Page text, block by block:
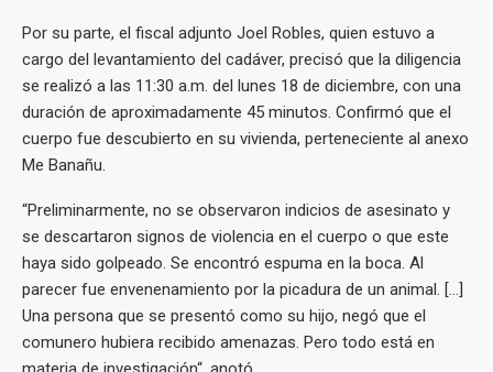
Por su parte, el fiscal adjunto Joel Robles, quien estuvo a
cargo del levantamiento del cadáver, precisó que la diligencia
se realizó a las 11:30 a.m. del lunes 18 de diciembre, con una
duración de aproximadamente 45 minutos. Confirmó que el
cuerpo fue descubierto en su vivienda, perteneciente al anexo
Me Banañu.
“Preliminarmente, no se observaron indicios de asesinato y
se descartaron signos de violencia en el cuerpo o que este
haya sido golpeado. Se encontró espuma en la boca. Al
parecer fue envenenamiento por la picadura de un animal. […]
Una persona que se presentó como su hijo, negó que el
comunero hubiera recibido amenazas. Pero todo está en